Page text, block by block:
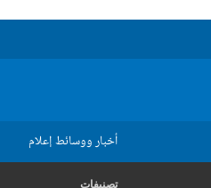
أخبار ووسائط إعلام
تصنيفات